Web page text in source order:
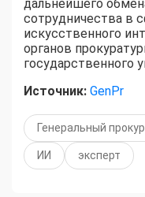
дальнейшего
сотрудничества в
искусственного
органов
государственного
Источник: GenPr
Генеральный
ИИ эксперт